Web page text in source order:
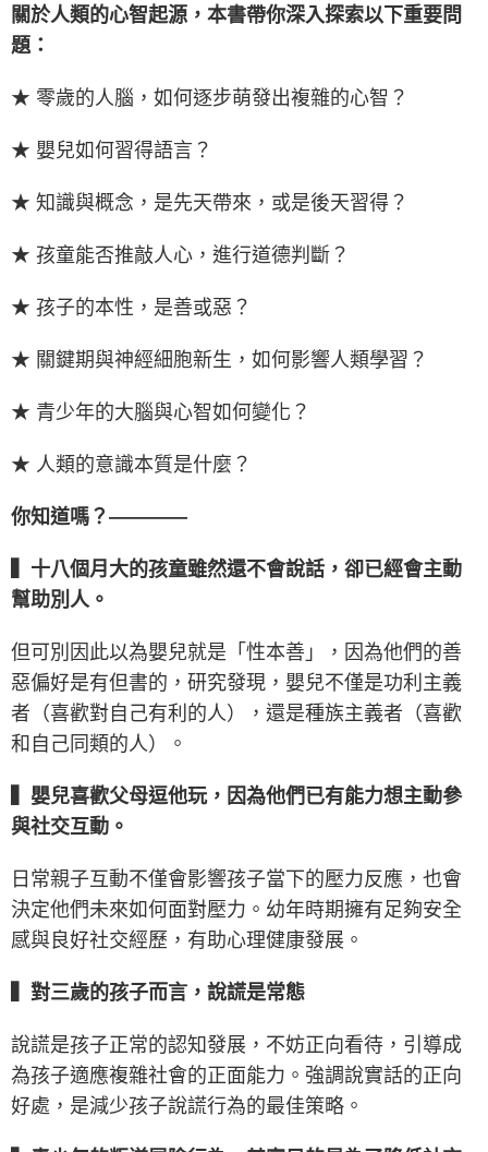
關於人類的心智起源，本書帶你深入探索以下重要問
題：
★ 零歲的人腦，如何逐步萌發出複雜的心智？
★ 嬰兒如何習得語言？
★ 知識與概念，是先天帶來，或是後天習得？
★ 孩童能否推敲人心，進行道德判斷？
★ 孩子的本性，是善或惡？
★ 關鍵期與神經細胞新生，如何影響人類學習？
★ 青少年的大腦與心智如何變化？
★ 人類的意識本質是什麼？
你知道嗎？————
▍十八個月大的孩童雖然還不會說話，卻已經會主動
幫助別人。
但可別因此以為嬰兒就是「性本善」，因為他們的善
惡偏好是有但書的，研究發現，嬰兒不僅是功利主義
者（喜歡對自己有利的人），還是種族主義者（喜歡
和自己同類的人）。
▍嬰兒喜歡父母逗他玩，因為他們已有能力想主動參
與社交互動。
日常親子互動不僅會影響孩子當下的壓力反應，也會
決定他們未來如何面對壓力。幼年時期擁有足夠安全
感與良好社交經歷，有助心理健康發展。
▍對三歲的孩子而言，說謊是常態
說謊是孩子正常的認知發展，不妨正向看待，引導成
為孩子適應複雜社會的正面能力。強調說實話的正向
好處，是減少孩子說謊行為的最佳策略。